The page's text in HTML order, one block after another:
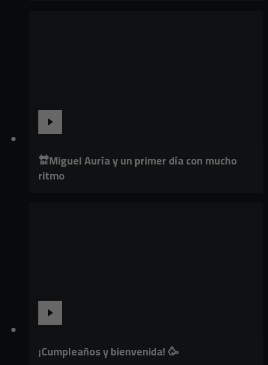
🔛Miguel Auría y un primer día con mucho
ritmo
¡Cumpleaños y bienvenida! 🥳